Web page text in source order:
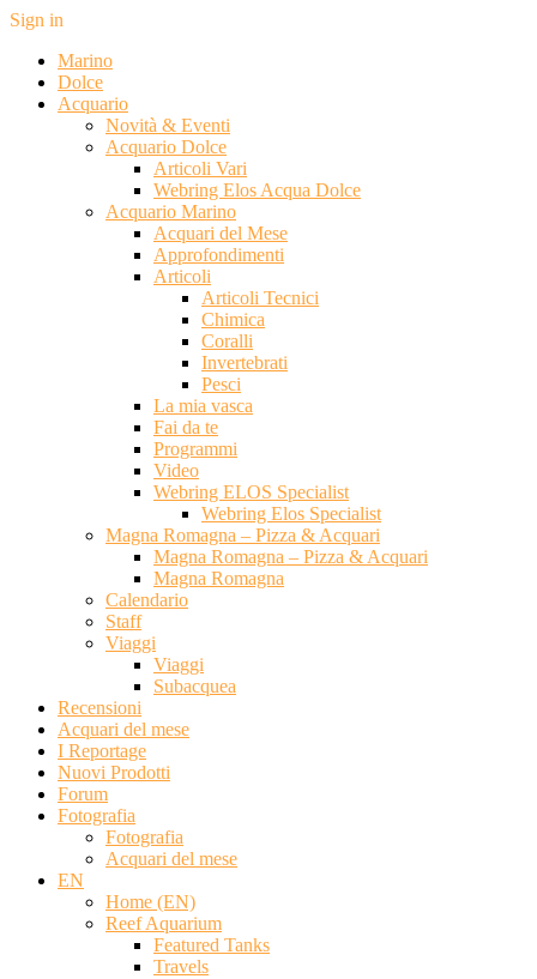
Sign in
Marino
Dolce
Acquario
Novità & Eventi
Acquario Dolce
Articoli Vari
Webring Elos Acqua Dolce
Acquario Marino
Acquari del Mese
Approfondimenti
Articoli
Articoli Tecnici
Chimica
Coralli
Invertebrati
Pesci
La mia vasca
Fai da te
Programmi
Video
Webring ELOS Specialist
Webring Elos Specialist
Magna Romagna – Pizza & Acquari
Magna Romagna – Pizza & Acquari
Magna Romagna
Calendario
Staff
Viaggi
Viaggi
Subacquea
Recensioni
Acquari del mese
I Reportage
Nuovi Prodotti
Forum
Fotografia
Fotografia
Acquari del mese
EN
Home (EN)
Reef Aquarium
Featured Tanks
Travels